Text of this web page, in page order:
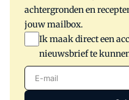
achtergronden en
jouw mailbox.
Ik maak direct een
nieuwsbrief te
E-mail